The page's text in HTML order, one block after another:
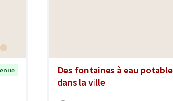
Des fontaines à eau potable
dans la ville